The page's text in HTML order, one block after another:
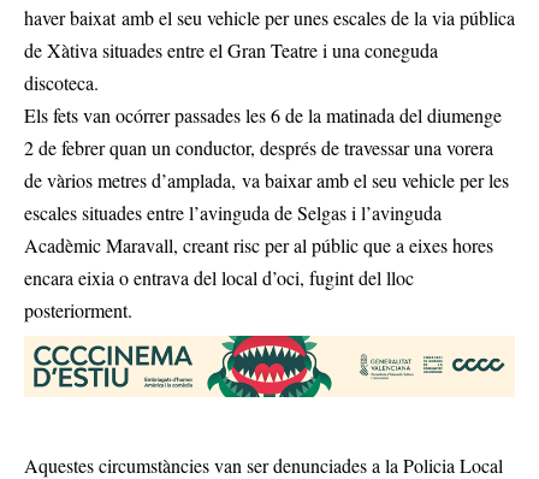
haver baixat amb el seu vehicle per unes escales de la via pública
de Xàtiva situades entre el Gran Teatre i una coneguda
discoteca.
Els fets van ocórrer passades les 6 de la matinada del diumenge
2 de febrer quan un conductor, després de travessar una vorera
de vàrios metres d’amplada, va baixar amb el seu vehicle per les
escales situades entre l’avinguda de Selgas i l’avinguda
Acadèmic Maravall, creant risc per al públic que a eixes hores
encara eixia o entrava del local d’oci, fugint del lloc
posteriorment.
Aquestes circumstàncies van ser denunciades a la Policia Local